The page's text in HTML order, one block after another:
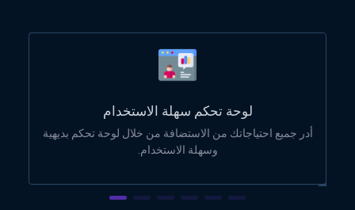
لوحة تحكم سهلة الاستخدام
أدر جميع احتياجاتك من الاستضافة من خلال لوحة تحكم بديهية
وسهلة الاستخدام.